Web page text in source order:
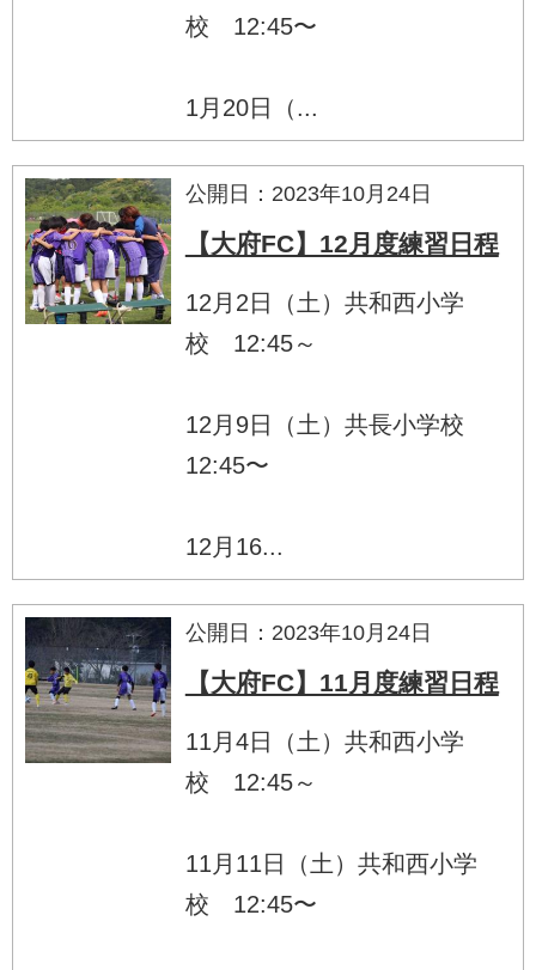
校 12:45〜
1月20日（...
公開日：2023年10月24日
【大府FC】12月度練習日程
12月2日（土）共和西小学
校 12:45～
12月9日（土）共長小学校
12:45〜
12月16...
公開日：2023年10月24日
【大府FC】11月度練習日程
11月4日（土）共和西小学
校 12:45～
11月11日（土）共和西小学
校 12:45〜